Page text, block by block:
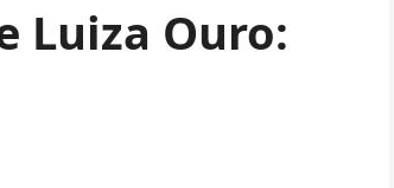
Luiza Ouro: